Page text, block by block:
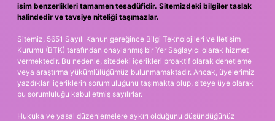
isim benzerlikleri tamamen tesadüfidir. Sitemizdeki bilgiler taslak
halindedir ve tavsiye niteliği taşımazlar.
Sitemiz, 5651 Sayılı Kanun gereğince Bilgi Teknolojileri ve İletişim
Kurumu (BTK) tarafından onaylanmış bir Yer Sağlayıcı olarak hizmet
vermektedir. Bu nedenle, sitedeki içerikleri proaktif olarak denetleme
veya araştırma yükümlülüğümüz bulunmamaktadır. Ancak, üyelerimiz
yazdıkları içeriklerin sorumluluğunu taşımakta olup, siteye üye olarak
bu sorumluluğu kabul etmiş sayılırlar.
Hukuka ve yasal düzenlemelere aykırı olduğunu düşündüğünüz